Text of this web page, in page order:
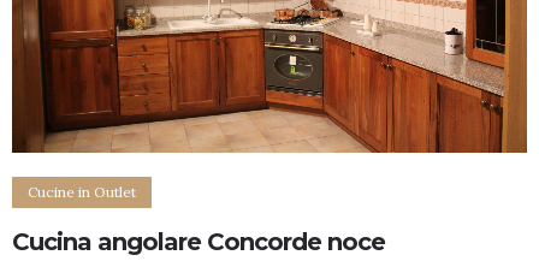
Cucine in Outlet
Cucina angolare Concorde noce